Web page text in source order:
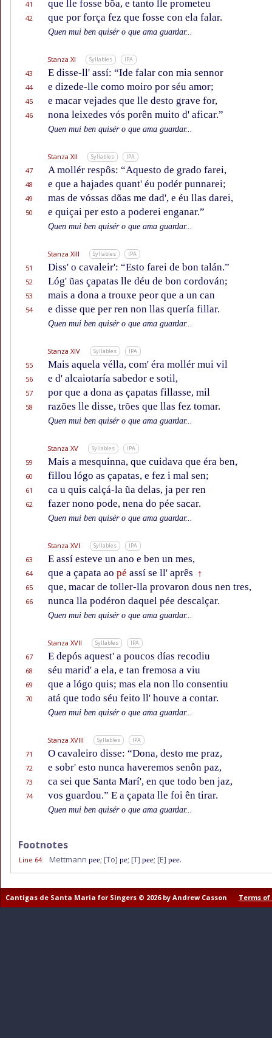
41 que lle fosse bõa, e tanto lle prometeu
42 que por força fez que fosse con ela falar.
Quen mui ben quisér o que ama guardar...
Stanza XI Syllables IPA
43 E disse-ll' assí: “Ide falar con mia sennor
44 e dizede-lle como moiro por séu amor;
45 e macar vejades que lle desto grave for,
46 nona leixedes vós porên muito d' aficar.”
Quen mui ben quisér o que ama guardar...
Stanza XII Syllables IPA
47 A mollér respôs: “Aquesto de grado farei,
48 e que a hajades quant' éu podér punnarei;
49 mas de vóssas dõas me dad', e éu llas darei,
50 e quiçai per esto a poderei enganar.”
Quen mui ben quisér o que ama guardar...
Stanza XIII Syllables IPA
51 Diss' o cavaleir': “Esto farei de bon talán.”
52 Lóg' ũas çapatas lle déu de bon cordován;
53 mais a dona a trouxe peor que a un can
54 e disse que per ren non llas quería fillar.
Quen mui ben quisér o que ama guardar...
Stanza XIV Syllables IPA
55 Mais aquela vélla, com' éra mollér mui vil
56 e d' alcaiotaría sabedor e sotil,
57 por que a dona as çapatas fillasse, mil
58 razões lle disse, trões que llas fez tomar.
Quen mui ben quisér o que ama guardar...
Stanza XV Syllables IPA
59 Mais a mesquinna, que cuidava que éra ben,
60 fillou lógo as çapatas, e fez i mal sen;
61 ca u quis calçá-la ũa delas, ja per ren
62 fazer nono pode, nena do pée sacar.
Quen mui ben quisér o que ama guardar...
Stanza XVI Syllables IPA
63 E assí esteve un ano e ben un mes,
64 que a çapata ao pé assí se ll' aprês †
65 que, macar de toller-lla provaron dous nen tres,
66 nunca lla podéron daquel pée descalçar.
Quen mui ben quisér o que ama guardar...
Stanza XVII Syllables IPA
67 E depós aquest' a poucos días recodiu
68 séu marid' a ela, e tan fremosa a viu
69 que a lógo quis; mas ela non llo consentiu
70 atá que todo séu feito ll' houve a contar.
Quen mui ben quisér o que ama guardar...
Stanza XVIII Syllables IPA
71 O cavaleiro disse: “Dona, desto me praz,
72 e sobr' esto nunca haveremos senôn paz,
73 ca sei que Santa Marí', en que todo ben jaz,
74 vos guardou.” E a çapata lle foi ên tirar.
Quen mui ben quisér o que ama guardar...
Footnotes
Line 64: Mettmann pee; [To] pe; [T] pee; [E] pee.
Cantigas de Santa Maria for Singers © 2026 by Andrew Casson Terms of